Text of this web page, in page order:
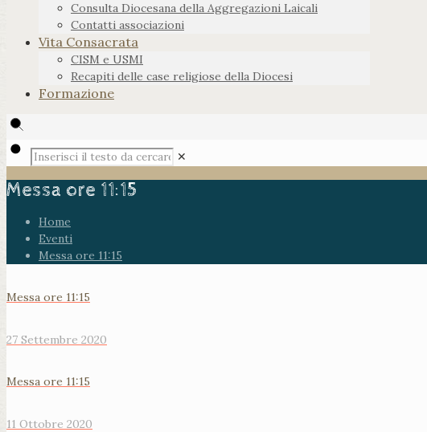
Consulta Diocesana della Aggregazioni Laicali
Contatti associazioni
Vita Consacrata
CISM e USMI
Recapiti delle case religiose della Diocesi
Formazione
✕
Messa ore 11:15
Home
Eventi
Messa ore 11:15
Messa ore 11:15
27 Settembre 2020
Messa ore 11:15
11 Ottobre 2020